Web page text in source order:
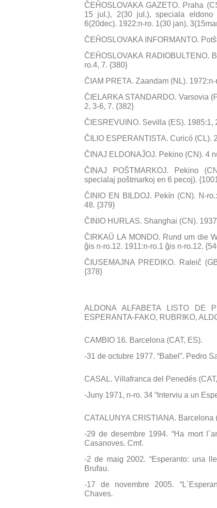
ĈEĤOSLOVAKA GAZETO. Praha
15 jul.), 2(30 jul.), speciala
6(20dec). 1922:n-ro. 1(30 jan),
ĈEĤOSLOVAKA INFORMANTO.
ĈEĤOSLOVAKA RADIOBULTENO.
ro.4, 7. {380}
ĈIAM PRETA. Zaandam (NL).
ĈIELARKA STANDARDO. Varsovia
2, 3-6, 7. {382}
ĈIESREVUINO. Sevilla (ES). 1985:1,
ĈILIO ESPERANTISTA. Curicó (CL).
ĈINAJ ELDONAĴOJ. Pekino (CN). 4
ĈINAJ POŜTMARKOJ. Pekino
specialaj poŝtmarkoj en 6 pecoj).
ĈINIO EN BILDOJ. Pekín (CN). N-
48. {379}
ĈINIO HURLAS. Shanghai (CN).
ĈIRKAŬ LA MONDO. Rund um die
ĝis n-ro.12. 1911:n-ro.1 ĝis n-ro.12.
ĈIUSEMAJNA PREDIKO. Raleiĉ
{378}
ALDONA ALFABETA LISTO DE
ESPERANTA-FAKO, RUBRIKO,
CAMBIO 16. Barcelona (CAT, ES).
-31 de octubre 1977. “Babel”. Pedro
CASAL. Villafranca del Penedés
-Juny 1971, n-ro. 34 “Interviu a un
CATALUNYA CRISTIANA. Barcelona
-29 de desembre 1994. “Ha mort
Casanoves. Cmf.
-2 de maig 2002. “Esperanto: una
Brufau.
-17 de novembre 2005.
Chaves.